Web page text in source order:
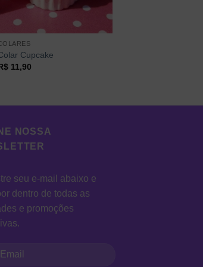
Cupcake
11,90
NOSSA
seu e-mail abaixo e
dentro de todas as
e promoções